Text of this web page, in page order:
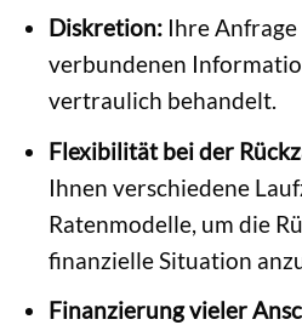
Diskretion:Ihre Anfrage
verbundenen
vertraulich behandelt.
Flexibilität bei der
Ihnen verschiedene
Ratenmodelle, um die
finanzielle Situation
Finanzierung vieler